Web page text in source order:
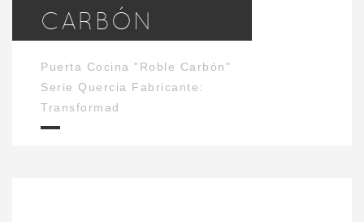
CARBÓN
Puerta Cocina "Roble Carbón"
Serie Quercia Fabricante:
Transformad